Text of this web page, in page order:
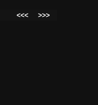
<<<
>>>